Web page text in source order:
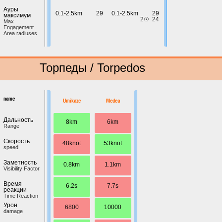
Ауры
максимум
Max
Engagement
Area radiuses
0.1-2.5km 29 0.1-2.5km
29
2☉ 24
Торпеды / Torpedos
name
Дальность
Range
Скорость
speed
Заметность
Visibility Factor
Время
реакции
Time Reaction
Урон
damage
Umikaze
8km
48knot
0.8km
6.2s
6800
Medea
6km
53knot
1.1km
7.7s
10000